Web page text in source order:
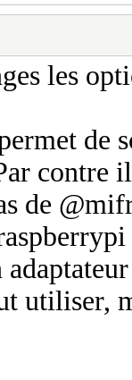
les
de
de
utiliser,